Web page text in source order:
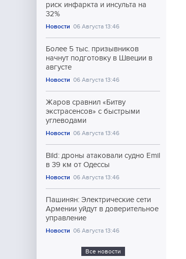
риск инфаркта и инсульта на
32%
Новости 06 Августа 13:46
Более 5 тыс. призывников
начнут подготовку в Швеции в
августе
Новости 06 Августа 13:46
Жаров сравнил «Битву
экстрасенсов» с быстрыми
углеводами
Новости 06 Августа 13:46
Bild: дроны атаковали судно Emil
в 39 км от Одессы
Новости 06 Августа 13:46
Пашинян: Электрические сети
Армении уйдут в доверительное
управление
Новости 06 Августа 13:46
Все новости